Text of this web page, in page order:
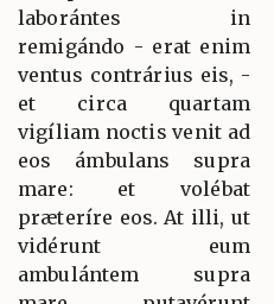
laborántes in
remigándo - erat enim
ventus contrárius eis, -
et circa quartam
vigíliam noctis venit ad
eos ámbulans supra
mare: et volébat
præteríre eos. At illi, ut
vidérunt eum
ambulántem supra